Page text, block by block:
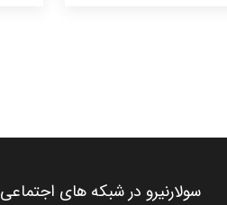
سولارنیرو در شبکه های اجتماعی